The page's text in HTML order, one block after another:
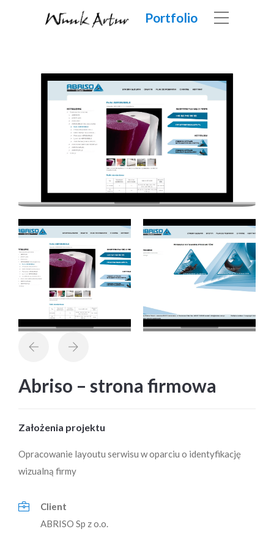
Portfolio
Abriso – strona firmowa
Założenia projektu
Opracowanie layoutu serwisu w oparciu o identyfikację
wizualną firmy
Client
ABRISO Sp z o.o.